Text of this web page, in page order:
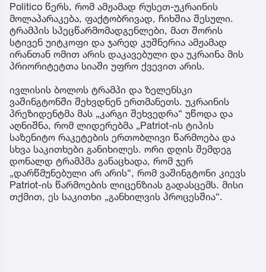
Politico წერს, რომ ამჟამად რუსეთ-უკრაინის
მოლაპარაკება, ფაქტობრივად, ჩიხშია შესული.
ტრამპის სპეცწარმომადგენლები, მათ შორის
სტივენ უიტკოფი და ჯარედ კუშნერია ამჟამად
ირანთან ომით არის დაკავებული და უკრაინა მის
პრიორიტეტთა სიაში უფრო ქვევით არის.
ივლისის ბოლოს ტრამპი და ზელენსკი
ვაშინგტონში შეხვდნენ ერთმანეთს. უკრაინის
პრეზიდენტმა მას „კარგი შეხვედრა“ უწოდა და
აღნიშნა, რომ ლიდერებმა „Patriot-ის ტიპის
საზენიტო რაკეტების ერთობლივი წარმოება და
სხვა საკითხები განიხილეს. ორი დღის შემდეგ
დონალდ ტრამპმა განაცხადა, რომ ჯერ
„დარწმუნებული არ არის“, რომ ვაშინგტონი კიევს
Patriot-ის წარმოების ლიცენზიას გადასცემს. მისი
თქმით, ეს საკითხი „განხილვის პროცესშია“.